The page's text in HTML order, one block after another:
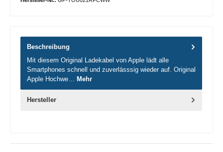
Beschreibung
Mit diesem Original Ladekabel von Apple lädt alle
Smartphones schnell und zuverlässsig wieder auf. Original
Apple Hochwe… Mehr
Hersteller